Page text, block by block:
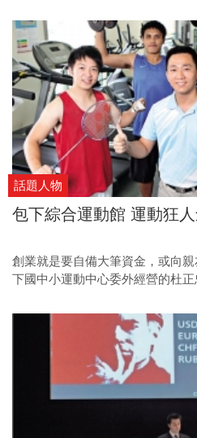
險業務員包著糖衣的行銷話術下
說、卻是你該知道的事？
話題人物
包下綜合運動館 運動狂
創業就是要自備大筆資金，或向
下國中小運動中心委外經營的杜
業夢。